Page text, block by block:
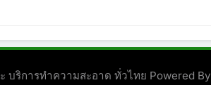
บริการทำความสะอาด ทั่วไทย Powered By